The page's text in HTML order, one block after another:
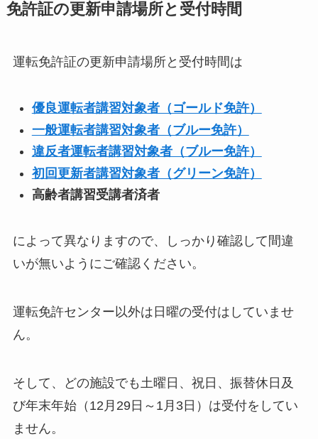
免許証の更新申請場所と受付時間
運転免許証の更新申請場所と受付時間は
優良運転者講習対象者（ゴールド免許）
一般運転者講習対象者（ブルー免許）
違反者運転者講習対象者（ブルー免許）
初回更新者講習対象者（グリーン免許）
高齢者講習受講者済者
によって異なりますので、しっかり確認して間違
いが無いようにご確認ください。
運転免許センター以外は日曜の受付はしていませ
ん。
そして、どの施設でも土曜日、祝日、振替休日及
び年末年始（12月29日～1月3日）は受付をしてい
ません。